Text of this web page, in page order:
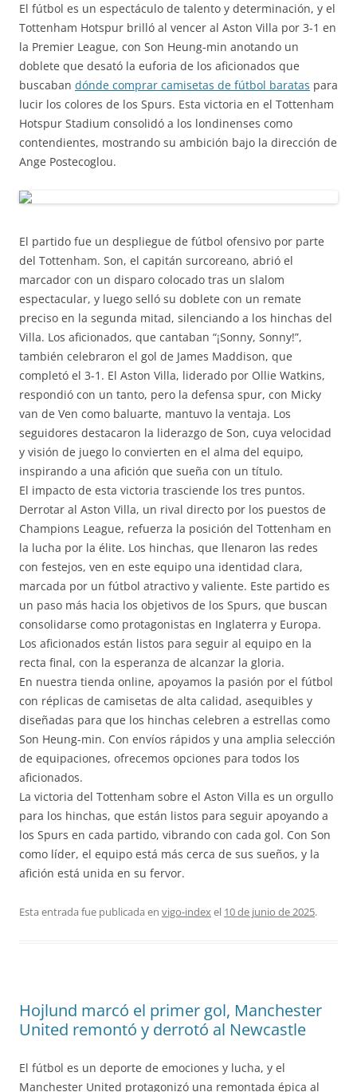
El fútbol es un espectáculo de talento y determinación, y el
Tottenham Hotspur brilló al vencer al Aston Villa por 3-1 en
la Premier League, con Son Heung-min anotando un
doblete que desató la euforia de los aficionados que
buscaban dónde comprar camisetas de fútbol baratas para
lucir los colores de los Spurs. Esta victoria en el Tottenham
Hotspur Stadium consolidó a los londinenses como
contendientes, mostrando su ambición bajo la dirección de
Ange Postecoglou.
El partido fue un despliegue de fútbol ofensivo por parte
del Tottenham. Son, el capitán surcoreano, abrió el
marcador con un disparo colocado tras un slalom
espectacular, y luego selló su doblete con un remate
preciso en la segunda mitad, silenciando a los hinchas del
Villa. Los aficionados, que cantaban “¡Sonny, Sonny!”,
también celebraron el gol de James Maddison, que
completó el 3-1. El Aston Villa, liderado por Ollie Watkins,
respondió con un tanto, pero la defensa spur, con Micky
van de Ven como baluarte, mantuvo la ventaja. Los
seguidores destacaron la liderazgo de Son, cuya velocidad
y visión de juego lo convierten en el alma del equipo,
inspirando a una afición que sueña con un título.
El impacto de esta victoria trasciende los tres puntos.
Derrotar al Aston Villa, un rival directo por los puestos de
Champions League, refuerza la posición del Tottenham en
la lucha por la élite. Los hinchas, que llenaron las redes
con festejos, ven en este equipo una identidad clara,
marcada por un fútbol atractivo y valiente. Este partido es
un paso más hacia los objetivos de los Spurs, que buscan
consolidarse como protagonistas en Inglaterra y Europa.
Los aficionados están listos para seguir al equipo en la
recta final, con la esperanza de alcanzar la gloria.
En nuestra tienda online, apoyamos la pasión por el fútbol
con réplicas de camisetas de alta calidad, asequibles y
diseñadas para que los hinchas celebren a estrellas como
Son Heung-min. Con envíos rápidos y una amplia selección
de equipaciones, ofrecemos opciones para todos los
aficionados.
La victoria del Tottenham sobre el Aston Villa es un orgullo
para los hinchas, que están listos para seguir apoyando a
los Spurs en cada partido, vibrando con cada gol. Con Son
como líder, el equipo está más cerca de sus sueños, y la
afición está unida en su fervor.
Esta entrada fue publicada en vigo-indexel 10 de junio de 2025.
Hojlund marcó el primer gol, Manchester
United remontó y derrotó al Newcastle
El fútbol es un deporte de emociones y lucha, y el
Manchester United protagonizó una remontada épica al